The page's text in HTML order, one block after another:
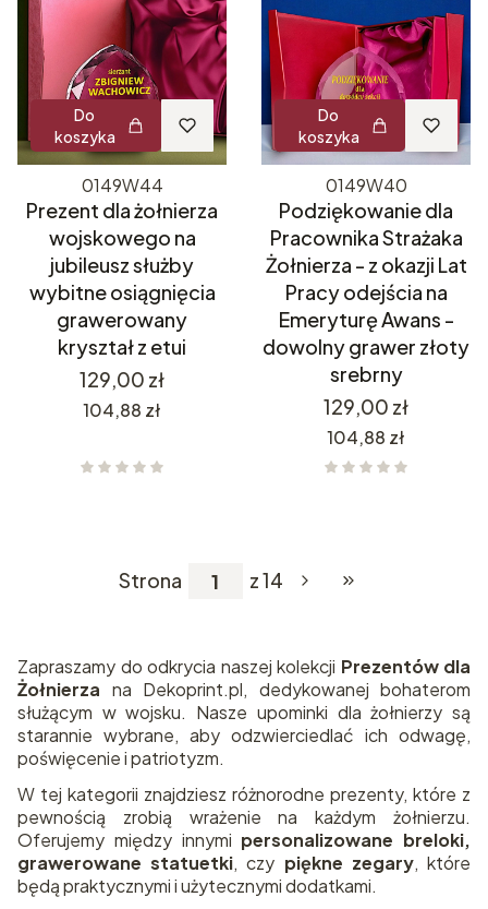
Do
koszyka
0149W44
Prezent dla żołnierza
wojskowego na
jubileusz służby
wybitne osiągnięcia
grawerowany
kryształ z etui
Cena
129,00 zł
Cena
104,88 zł
Do
koszyka
0149W40
Podziękowanie dla
Pracownika Strażaka
Żołnierza - z okazji Lat
Pracy odejścia na
Emeryturę Awans -
dowolny grawer złoty
srebrny
Cena
129,00 zł
Cena
104,88 zł
Strona z 14 Przejdź do
Zapraszamy do odkrycia naszej kolekcji Prezentów dla
Żołnierza na Dekoprint.pl, dedykowanej bohaterom
służącym w wojsku. Nasze upominki dla żołnierzy są
starannie wybrane, aby odzwierciedlać ich odwagę,
poświęcenie i patriotyzm.
W tej kategorii znajdziesz różnorodne prezenty, które z
pewnością zrobią wrażenie na każdym żołnierzu.
Oferujemy między innymi personalizowane breloki,
grawerowane statuetki, czy piękne zegary, które
będą praktycznymi i użytecznymi dodatkami.